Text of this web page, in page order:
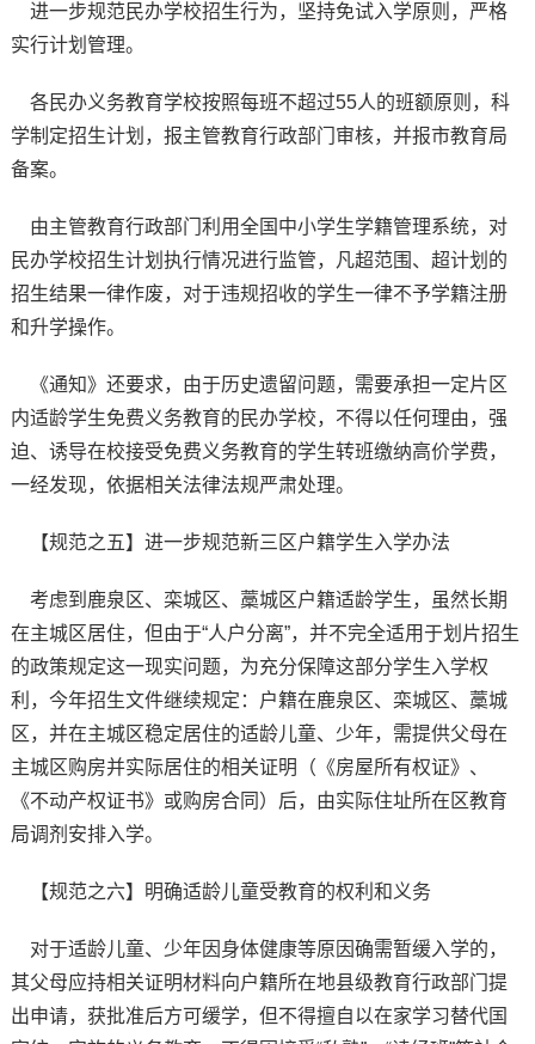
进一步规范民办学校招生行为，坚持免试入学原则，严格
实行计划管理。
各民办义务教育学校按照每班不超过55人的班额原则，科
学制定招生计划，报主管教育行政部门审核，并报市教育局
备案。
由主管教育行政部门利用全国中小学生学籍管理系统，对
民办学校招生计划执行情况进行监管，凡超范围、超计划的
招生结果一律作废，对于违规招收的学生一律不予学籍注册
和升学操作。
《通知》还要求，由于历史遗留问题，需要承担一定片区
内适龄学生免费义务教育的民办学校，不得以任何理由，强
迫、诱导在校接受免费义务教育的学生转班缴纳高价学费，
一经发现，依据相关法律法规严肃处理。
【规范之五】进一步规范新三区户籍学生入学办法
考虑到鹿泉区、栾城区、藁城区户籍适龄学生，虽然长期
在主城区居住，但由于“人户分离”，并不完全适用于划片招生
的政策规定这一现实问题，为充分保障这部分学生入学权
利，今年招生文件继续规定：户籍在鹿泉区、栾城区、藁城
区，并在主城区稳定居住的适龄儿童、少年，需提供父母在
主城区购房并实际居住的相关证明（《房屋所有权证》、
《不动产权证书》或购房合同）后，由实际住址所在区教育
局调剂安排入学。
【规范之六】明确适龄儿童受教育的权利和义务
对于适龄儿童、少年因身体健康等原因确需暂缓入学的，
其父母应持相关证明材料向户籍所在地县级教育行政部门提
出申请，获批准后方可缓学，但不得擅自以在家学习替代国